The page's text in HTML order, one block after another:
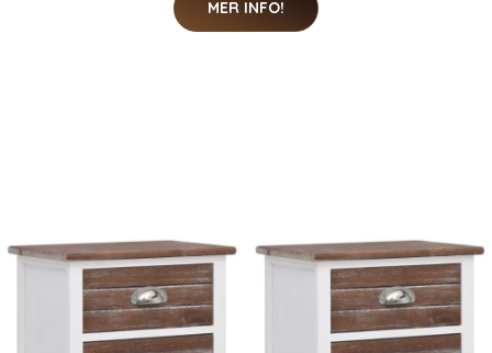
MER INFO!